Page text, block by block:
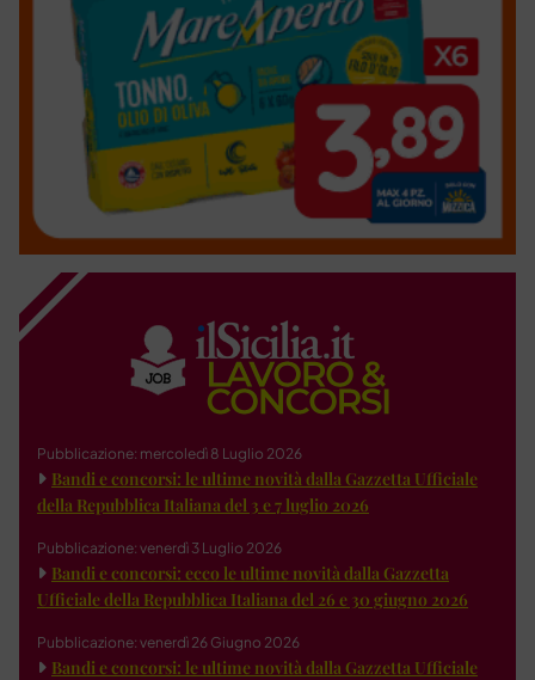
Pubblicazione: mercoledì 8 Luglio 2026
Bandi e concorsi: le ultime novità dalla Gazzetta Ufficiale
della Repubblica Italiana del 3 e 7 luglio 2026
Pubblicazione: venerdì 3 Luglio 2026
Bandi e concorsi: ecco le ultime novità dalla Gazzetta
Ufficiale della Repubblica Italiana del 26 e 30 giugno 2026
Pubblicazione: venerdì 26 Giugno 2026
Bandi e concorsi: le ultime novità dalla Gazzetta Ufficiale